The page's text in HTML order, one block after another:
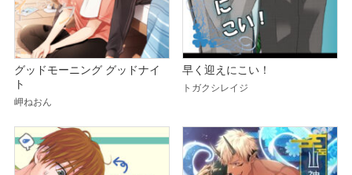
グッドモーニング グッドナイ
ト
岬ねおん
早く迎えにこい！
トガクシレイジ